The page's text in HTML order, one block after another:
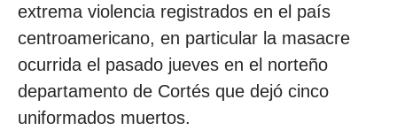
extrema violencia registrados en el país
centroamericano, en particular la masacre
ocurrida el pasado jueves en el norteño
departamento de Cortés que dejó cinco
uniformados muertos.